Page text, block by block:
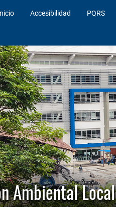
Accesibilidad PQRS
Ambiental Local